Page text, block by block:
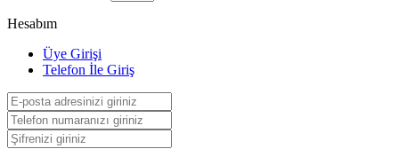
Hesabım
Üye Girişi
Telefon İle Giriş